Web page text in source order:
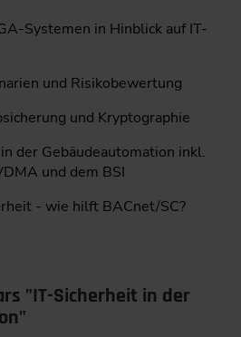
Systemen in Hinblick auf IT-
und Risikobewertung
und Kryptographie
der Gebäudeautomation inkl.
und dem BSI
- wie hilft BACnet/SC?
"IT-Sicherheit in der